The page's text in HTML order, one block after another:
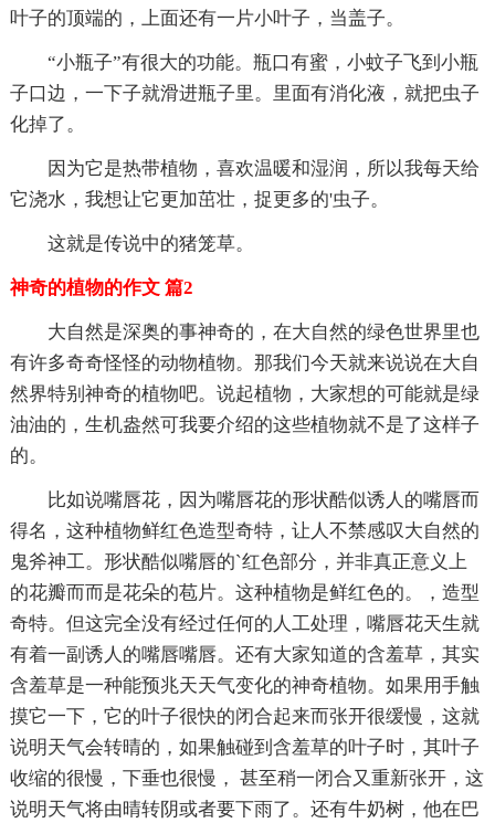
叶子的顶端的，上面还有一片小叶子，当盖子。
“小瓶子”有很大的功能。瓶口有蜜，小蚊子飞到小瓶
子口边，一下子就滑进瓶子里。里面有消化液，就把虫子
化掉了。
因为它是热带植物，喜欢温暖和湿润，所以我每天给
它浇水，我想让它更加茁壮，捉更多的'虫子。
这就是传说中的猪笼草。
神奇的植物的作文 篇2
大自然是深奥的事神奇的，在大自然的绿色世界里也
有许多奇奇怪怪的动物植物。那我们今天就来说说在大自
然界特别神奇的植物吧。说起植物，大家想的可能就是绿
油油的，生机盎然可我要介绍的这些植物就不是了这样子
的。
比如说嘴唇花，因为嘴唇花的形状酷似诱人的嘴唇而
得名，这种植物鲜红色造型奇特，让人不禁感叹大自然的
鬼斧神工。形状酷似嘴唇的`红色部分，并非真正意义上
的花瓣而而是花朵的苞片。这种植物是鲜红色的。，造型
奇特。但这完全没有经过任何的人工处理，嘴唇花天生就
有着一副诱人的嘴唇嘴唇。还有大家知道的含羞草，其实
含羞草是一种能预兆天天气变化的神奇植物。如果用手触
摸它一下，它的叶子很快的闭合起来而张开很缓慢，这就
说明天气会转晴的，如果触碰到含羞草的叶子时，其叶子
收缩的很慢，下垂也很慢， 甚至稍一闭合又重新张开，这
说明天气将由晴转阴或者要下雨了。还有牛奶树，他在巴